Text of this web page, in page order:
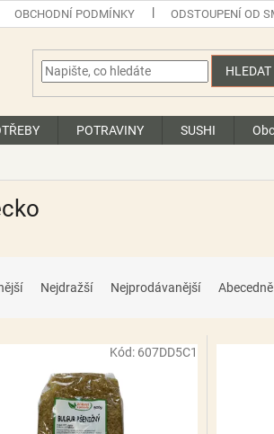
OBCHODNÍ PODMÍNKY ODSTOUPENÍ OD
HLEDAT
POTRAVINY SUSHI
Nejdražší Nejprodávanější Abecedně
Kód: 607DD5C1